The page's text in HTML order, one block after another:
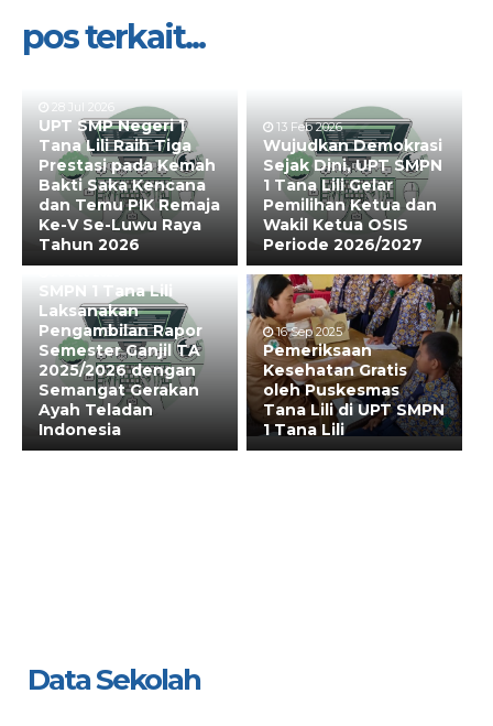
pos terkait...
28 Jul 2026
UPT SMP Negeri 1
Tana Lili Raih Tiga
Prestasi pada Kemah
Bakti Saka Kencana
dan Temu PIK Remaja
Ke-V Se-Luwu Raya
Tahun 2026
13 Feb 2026
Wujudkan Demokrasi
Sejak Dini, UPT SMPN
1 Tana Lili Gelar
Pemilihan Ketua dan
Wakil Ketua OSIS
Periode 2026/2027
SMPN 1 Tana Lili
Laksanakan
Pengambilan Rapor
Semester Ganjil TA
2025/2026 dengan
Semangat Gerakan
Ayah Teladan
Indonesia
16 Sep 2025
Pemeriksaan
Kesehatan Gratis
oleh Puskesmas
Tana Lili di UPT SMPN
1 Tana Lili
Data Sekolah